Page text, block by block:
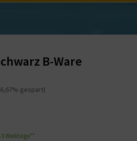
B-Ware
gespart)
Werktage**